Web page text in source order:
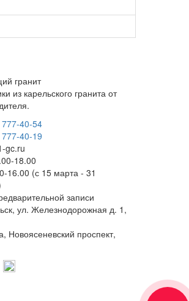
гранит
из карельского гранита от
40-54
40-19
gc.ru
18.00
16.00 (с 15 марта - 31
записи
ул. Железнодорожная д. 1,
Новоясеневский проспект,